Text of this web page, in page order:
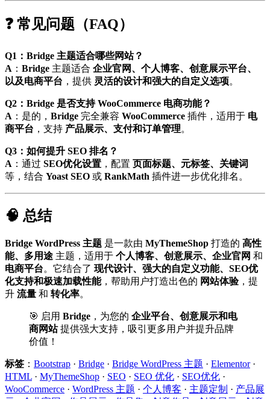
❓ 常见问题（FAQ）
Q1：Bridge 主题适合哪些网站？
A ： Bridge 主题适合 企业官网、个人博客、创意展示平台、
以及电商平台 ，提供 灵活的设计和强大的自定义选项。
Q2：Bridge 是否支持 WooCommerce 电商功能？
A ：是的， Bridge 完全兼容 WooCommerce 插件，适用于 电
商平台 ，支持 产品展示、支付和订单管理。
Q3：如何提升 SEO 排名？
A ：通过 SEO优化设置 ，配置 页面标题、元标签、关键词
等，结合 Yoast SEO 或 RankMath 插件进一步优化排名。
🧠 总结
Bridge WordPress 主题 是一款由 MyThemeShop 打造的 高性
能、多用途 主题，适用于 个人博客、创意展示、企业官网 和
电商平台。它结合了 现代设计、强大的自定义功能、SEO优
化支持和极速加载性能，帮助用户打造出色的 网站体验，提
升 流量 和 转化率。
🎯 启用 Bridge ，为您的 企业平台、创意展示和电
商网站提供强大支持，吸引更多用户并提升品牌
价值！
标签 ： Bootstrap · Bridge · Bridge WordPress 主题 · Elementor·
HTML · MyThemeShop · SEO · SEO 优化 · SEO优化 ·
WooCommerce · WordPress 主题 · 个人博客 · 主题定制 · 产品展